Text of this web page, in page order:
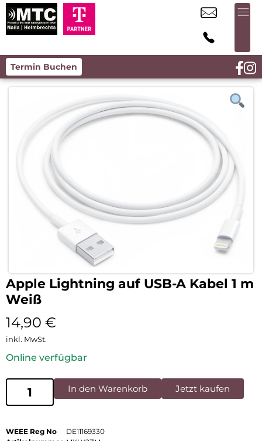
Termin Buchen
Apple Lightning auf USB-A Kabel 1 m
Weiß
14,90 €
inkl. MwSt.
Online verfügbar
In den Warenkorb Jetzt kaufen
WEEE Reg No
DE11169330